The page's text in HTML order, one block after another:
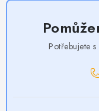
Potřebujete